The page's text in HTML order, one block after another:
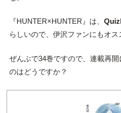
『HUNTER×HUNTER』は、
らしいので、伊沢ファンにもオス
ぜんぶで34巻ですので、連載再
のはどうですか？